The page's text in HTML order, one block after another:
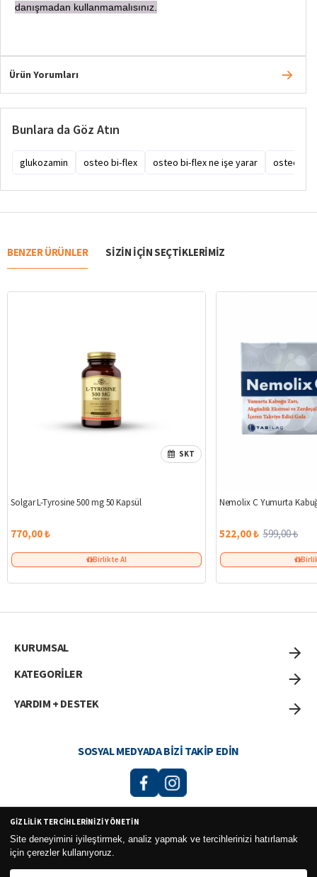
danışmadan kullanmamalısınız.
Ürün Yorumları
Bunlara da Göz Atın
glukozamin osteo bi-flex osteo bi-flex ne işe yarar osteo bi-
BENZER ÜRÜNLER SIZIN IÇIN SEÇTIKLERIMIZ
SKT
Solgar L-Tyrosine 500 mg 50 Kapsül
770,00 ₺
Birlikte Al
Nemolix C Yumurta
522,00 ₺ 599,00 ₺
KURUMSAL
KATEGORİLER
YARDIM + DESTEK
SOSYAL MEDYADA BIZI TAKIP EDIN
Curesel Turizm Ticaret Limited Şirketi 2026 ©
GIZLILIK TERCIHLERINIZI YÖNETIN
Site deneyimini iyileştirmek, analiz yapmak ve tercihlerinizi hatırlamak
için çerezler kullanıyoruz.